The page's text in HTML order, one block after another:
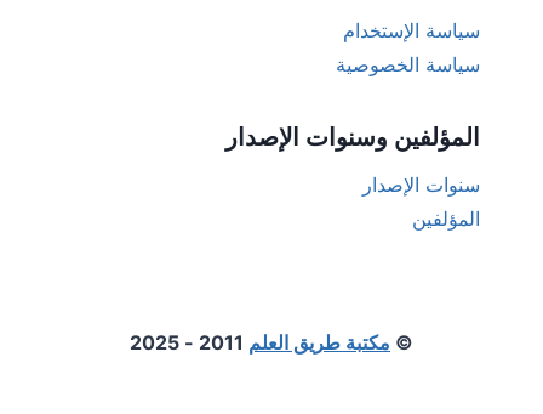
سياسة الإستخدام
سياسة الخصوصية
المؤلفين وسنوات الإصدار
سنوات الإصدار
المؤلفين
© مكتبة طريق العلم